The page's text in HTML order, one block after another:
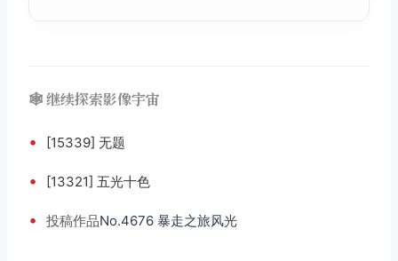
🕸️ 继续探索影像宇宙
• [15339] 无题
• [13321] 五光十色
• 投稿作品No.4676 暴走之旅风光